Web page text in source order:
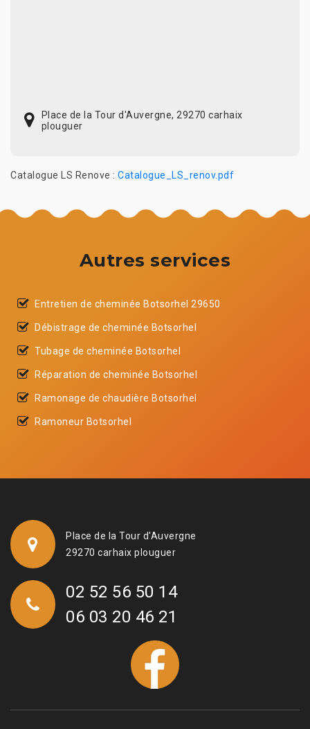
Place de la Tour d'Auvergne, 29270 carhaix
plouguer
Catalogue LS Renove : Catalogue_LS_renov.pdf
Autres services
Entretien de cheminée Botsorhel 29650
Débistrage de cheminée Botsorhel
Tubage de cheminée Botsorhel
Réparation de cheminée Botsorhel
Ramonage de chaudière Botsorhel
Ramoneur Botsorhel
Place de la Tour d'Auvergne
29270 carhaix plouguer
02 52 56 50 14
06 03 20 46 21